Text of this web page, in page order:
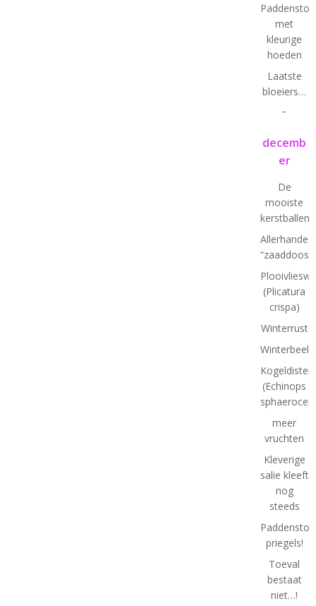
met
kleurige
hoeden
Laatste
bloeiers…
-
decemb
er
De
mooiste
kerstballen
Allerhande
(Plicatura
crispa)
Winterrust
Kogeldistel
(Echinops
meer
vruchten
Kleverige
salie kleeft
nog
steeds
priegels!
Toeval
bestaat
niet…!